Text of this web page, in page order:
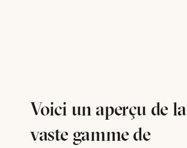
Voici un aperçu de la
vaste gamme de